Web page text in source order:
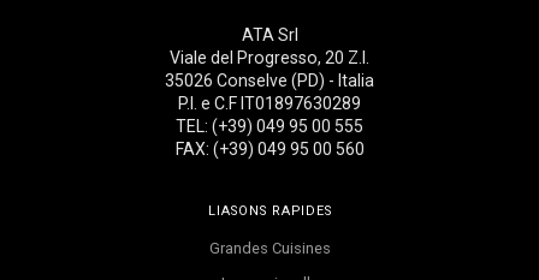
ATA Srl
Viale del Progresso, 20 Z.I.
35026 Conselve (PD) - Italia
P.I. e C.F IT01897630289
TEL: (+39) 049 95 00 555
FAX: (+39) 049 95 00 560
LIASONS RAPIDES
Grandes Cuisines